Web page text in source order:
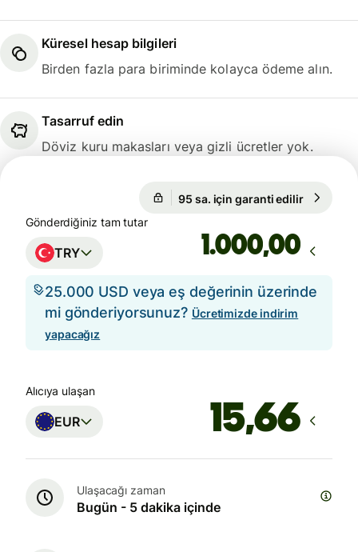
Küresel hesap bilgileri
Birden fazla para biriminde kolayca ödeme alın.
Tasarruf edin
Döviz kuru makasları veya gizli ücretler yok.
95 sa. için garanti edilir
Gönderdiğiniz tam tutar
TRY ,00
25.000 USD veya eş değerinin üzerinde
mi gönderiyorsunuz? Ücretimizde indirim
yapacağız
Alıcıya ulaşan
EUR
Ulaşacağı zaman
Bugün - 5 dakika içinde